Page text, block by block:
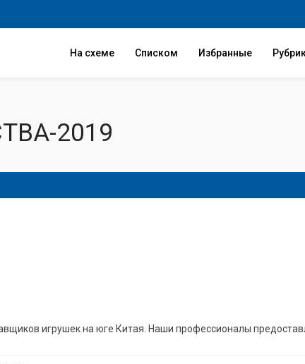
На схеме Списком Избранные
2019
игрушек на юге Китая. Наши профессионалы